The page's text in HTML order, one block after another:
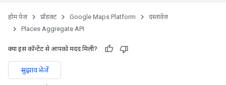
होम पेज प्रॉडक्ट Google Maps Platform
दस्तावेज़
Places Aggregate API
क्या इस कॉन्टेंट से आपको मदद मिली?
सुझाव भेजें